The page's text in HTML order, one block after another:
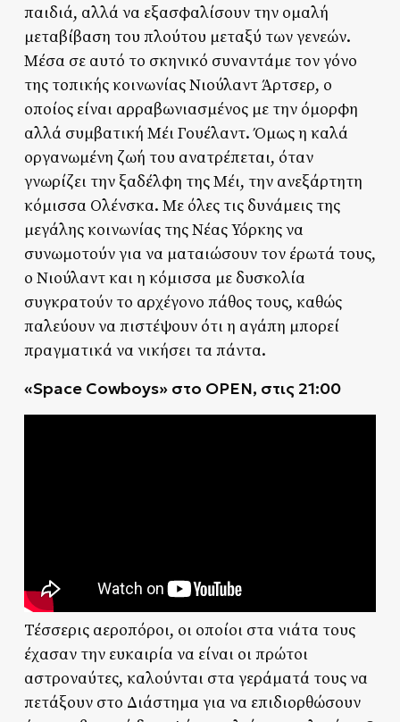
παιδιά, αλλά να εξασφαλίσουν την ομαλή
μεταβίβαση του πλούτου μεταξύ των γενεών.
Μέσα σε αυτό το σκηνικό συναντάμε τον γόνο
της τοπικής κοινωνίας Νιούλαντ Άρτσερ, ο
οποίος είναι αρραβωνιασμένος με την όμορφη
αλλά συμβατική Μέι Γουέλαντ. Όμως η καλά
οργανωμένη ζωή του ανατρέπεται, όταν
γνωρίζει την ξαδέλφη της Μέι, την ανεξάρτητη
κόμισσα Ολένσκα. Με όλες τις δυνάμεις της
μεγάλης κοινωνίας της Νέας Υόρκης να
συνωμοτούν για να ματαιώσουν τον έρωτά τους,
ο Νιούλαντ και η κόμισσα με δυσκολία
συγκρατούν το αρχέγονο πάθος τους, καθώς
παλεύουν να πιστέψουν ότι η αγάπη μπορεί
πραγματικά να νικήσει τα πάντα.
«Space Cowboys» στο OPEN, στις21:00
Τέσσερις αεροπόροι, οι οποίοι στα νιάτα τους
έχασαν την ευκαιρία να είναι οι πρώτοι
αστροναύτες, καλούνται στα γεράματά τους να
πετάξουν στο Διάστημα για να επιδιορθώσουν